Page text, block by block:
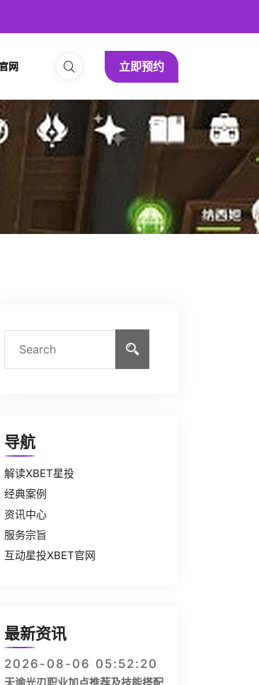
网 立即预约
导航
解读XBET星投
经典案例
资讯中心
服务宗旨
互动星投XBET官网
最新资讯
2026-08-06 05:52:20